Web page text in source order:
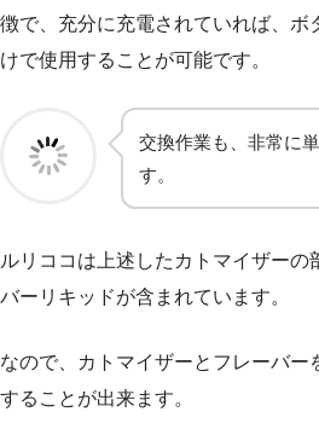
徴で、充分に充電されていれば、ボ
けで使用することが可能です。
交換作業も、非常に
す。
ルリココは上述したカトマイザーの
バーリキッドが含まれています。
なので、カトマイザーとフレーバー
することが出来ます。